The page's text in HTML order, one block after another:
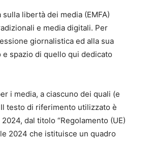
libertà dei media (EMFA)
e media digitali. Per
giornalistica ed alla sua
spazio di quello qui dedicato
i media, a ciascuno dei quali (e
testo di riferimento utilizzato è
dal titolo “Regolamento (UE)
2024 che istituisce un quadro